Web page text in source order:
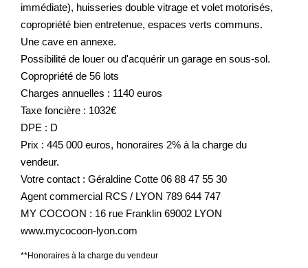
immédiate), huisseries double vitrage et volet motorisés,
copropriété bien entretenue, espaces verts communs.
Une cave en annexe.
Possibilité de louer ou d'acquérir un garage en sous-sol.
Copropriété de 56 lots
Charges annuelles : 1140 euros
Taxe foncière : 1032€
DPE : D
Prix : 445 000 euros, honoraires 2% à la charge du
vendeur.
Votre contact : Géraldine Cotte 06 88 47 55 30
Agent commercial RCS / LYON 789 644 747
MY COCOON : 16 rue Franklin 69002 LYON
www.mycocoon-lyon.com
**Honoraires à la charge du vendeur